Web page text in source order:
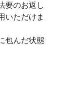
要のお返し
いただけま
包んだ状態